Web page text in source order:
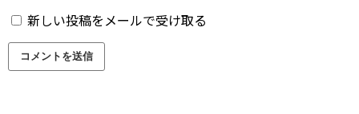
新しい投稿をメールで受け取る